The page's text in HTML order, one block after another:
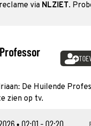
via NLZIET.
De Huilende
zien op tv.
• 02:01 - 02:20